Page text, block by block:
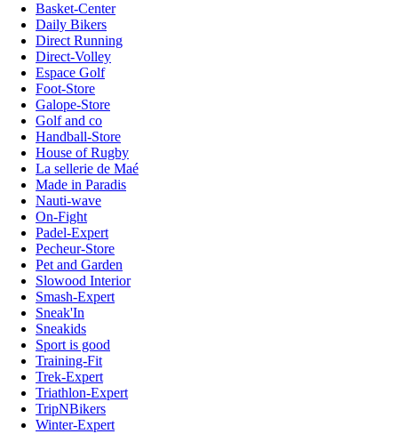
Basket-Center
Daily Bikers
Direct Running
Direct-Volley
Espace Golf
Foot-Store
Galope-Store
Golf and co
Handball-Store
House of Rugby
La sellerie de Maé
Made in Paradis
Nauti-wave
On-Fight
Padel-Expert
Pecheur-Store
Pet and Garden
Slowood Interior
Smash-Expert
Sneak'In
Sneakids
Sport is good
Training-Fit
Trek-Expert
Triathlon-Expert
TripNBikers
Winter-Expert